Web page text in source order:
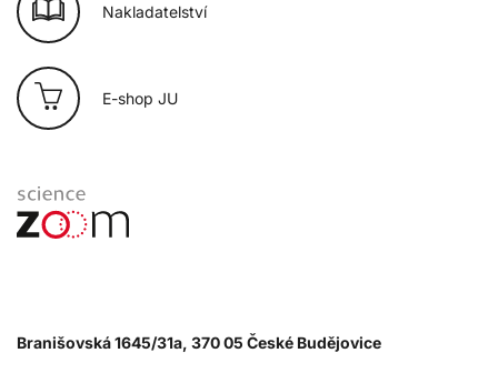
Nakladatelství
E-shop JU
Branišovská 1645/31a, 370 05 České Budějovice